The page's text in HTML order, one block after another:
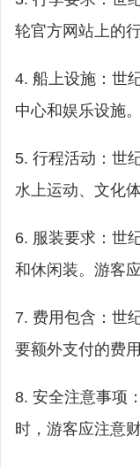
轮官方网站上的
4. 船上设施：世
中心和娱乐设施
5. 行程活动：世
水上运动、文化
6. 服装要求：世
和休闲装。游客
7. 费用包含：世
要额外支付的费
8. 安全注意事项
时，游客应注意